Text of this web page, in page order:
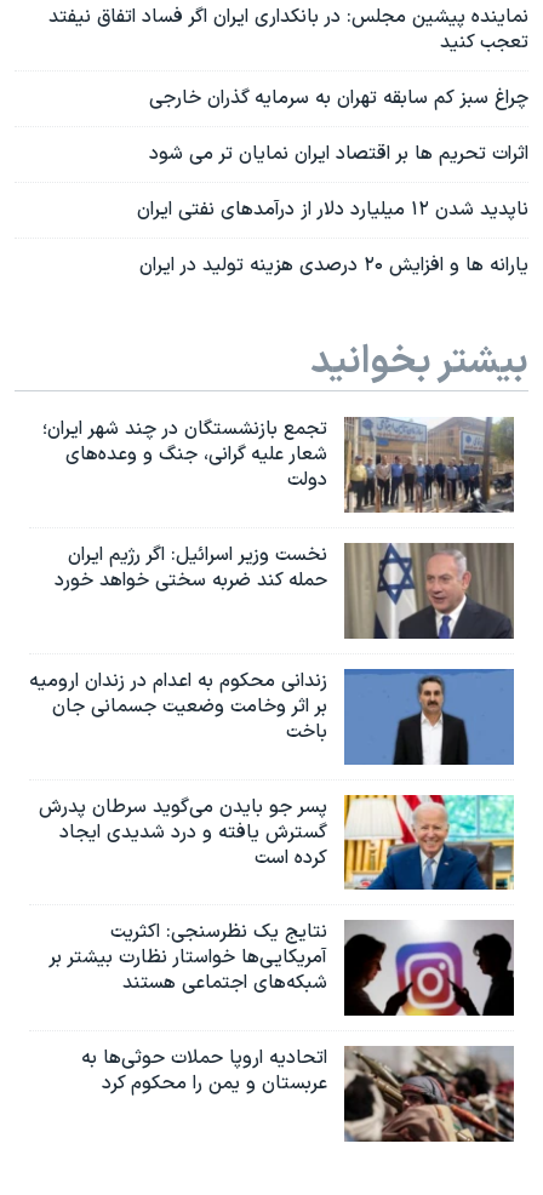
نماینده پیشین مجلس: در بانکداری ایران اگر فساد اتفاق نیفتد
تعجب کنید
چراغ سبز کم سابقه تهران به سرمایه گذران خارجی
اثرات تحریم ها بر اقتصاد ایران نمایان تر می شود
ناپدید شدن ۱۲ میلیارد دلار از درآمدهای نفتی ایران
یارانه ها و افزایش ۲۰ درصدی هزینه تولید در ایران
بیشتر بخوانید
تجمع بازنشستگان در چند شهر ایران؛
شعار علیه گرانی، جنگ و وعده‌های
دولت
نخست وزیر اسرائيل: اگر رژیم ایران
حمله کند ضربه سختی خواهد خورد
زندانی محکوم به اعدام در زندان ارومیه
بر اثر وخامت وضعیت جسمانی جان
باخت
پسر جو بایدن می‌گوید سرطان پدرش
گسترش یافته و درد شدیدی ایجاد
کرده است
نتایج یک نظرسنجی: اکثریت
آمریکایی‌ها خواستار نظارت بیشتر بر
شبکه‌های اجتماعی هستند
اتحادیه اروپا حملات حوثی‌ها به
عربستان و یمن را محکوم کرد